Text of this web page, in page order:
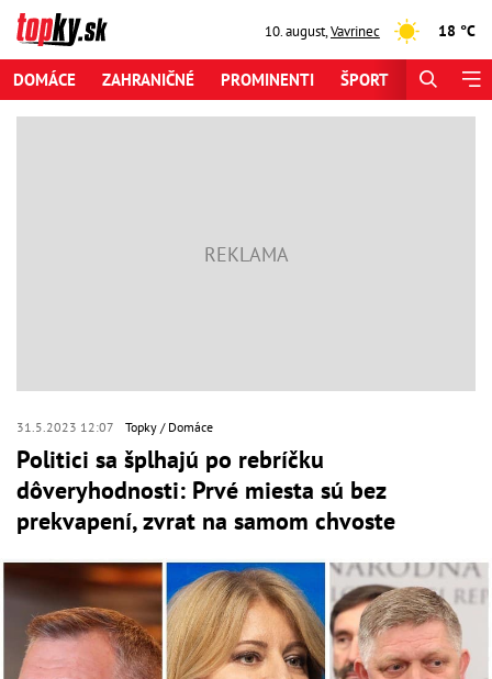
10. august,Vavrinec 18 °C
DOMÁCE ZAHRANIČNÉ PROMINENTI ŠPORT
31.5.2023 12:07 Topky Domáce
Politici sa šplhajú po rebríčku
dôveryhodnosti: Prvé miesta sú bez
prekvapení, zvrat na samom chvoste